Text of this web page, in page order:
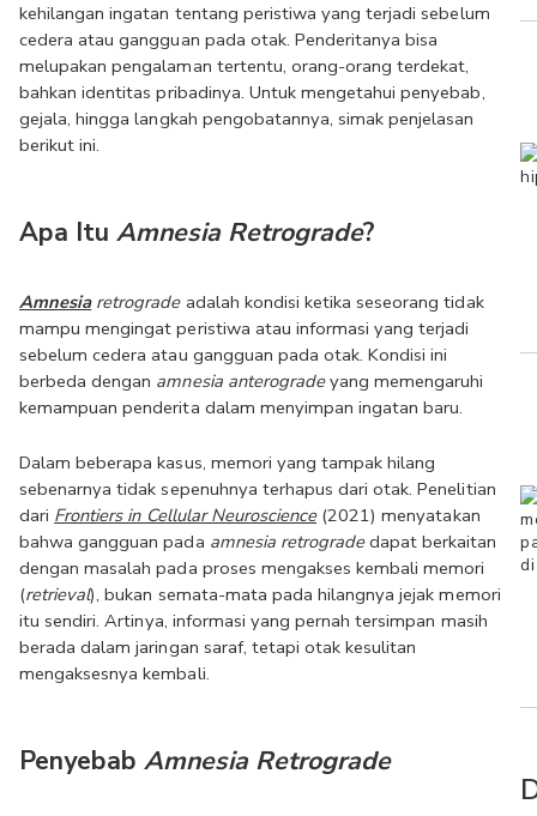
kehilangan ingatan tentang peristiwa yang terjadi sebelum
cedera atau gangguan pada otak. Penderitanya bisa
melupakan pengalaman tertentu, orang-orang terdekat,
bahkan identitas pribadinya. Untuk mengetahui penyebab,
gejala, hingga langkah pengobatannya, simak penjelasan
berikut ini.
Apa Itu Amnesia Retrograde?
Amnesia retrograde adalah kondisi ketika seseorang tidak
mampu mengingat peristiwa atau informasi yang terjadi
sebelum cedera atau gangguan pada otak. Kondisi ini
berbeda dengan amnesia anterograde yang memengaruhi
kemampuan penderita dalam menyimpan ingatan baru.
Dalam beberapa kasus, memori yang tampak hilang
sebenarnya tidak sepenuhnya terhapus dari otak. Penelitian
dari Frontiers in Cellular Neuroscience (2021) menyatakan
bahwa gangguan pada amnesia retrograde dapat berkaitan
dengan masalah pada proses mengakses kembali memori
(retrieval), bukan semata-mata pada hilangnya jejak memori
itu sendiri. Artinya, informasi yang pernah tersimpan masih
berada dalam jaringan saraf, tetapi otak kesulitan
mengaksesnya kembali.
Penyebab Amnesia Retrograde